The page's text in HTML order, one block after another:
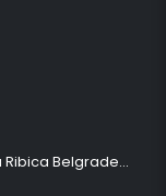
Šetač HOLO srednji silikonska Ribica Belgrade Walker